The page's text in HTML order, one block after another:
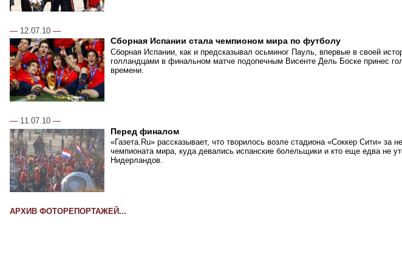
— 12.07.10 —
Сборная Испании стала чемпионом мира по футболу
Сборная Испании, как и предсказывал осьминог Пауль, впервые в своей
голландцами в финальном матче подопечным Висенте Дель Боске принес
времени.
— 11.07.10 —
Перед финалом
«Газета.Ru» рассказывает, что творилось возле стадиона «Соккер Сити» за
чемпионата мира, куда девались испанские болельщики и кто еще едва не
Нидерландов.
АРХИВ ФОТОРЕПОРТАЖЕЙ...